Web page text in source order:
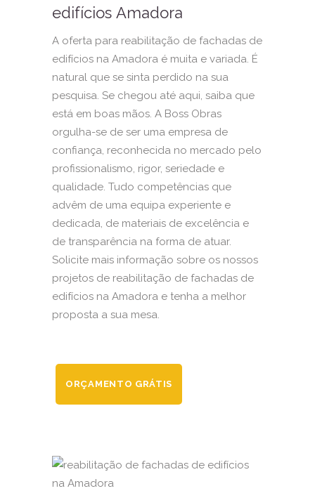
edifícios Amadora
A oferta para reabilitação de fachadas de
edifícios na Amadora é muita e variada. É
natural que se sinta perdido na sua
pesquisa. Se chegou até aqui, saiba que
está em boas mãos. A Boss Obras
orgulha-se de ser uma empresa de
confiança, reconhecida no mercado pelo
profissionalismo, rigor, seriedade e
qualidade. Tudo competências que
advêm de uma equipa experiente e
dedicada, de materiais de excelência e
de transparência na forma de atuar.
Solicite mais informação sobre os nossos
projetos de reabilitação de fachadas de
edifícios na Amadora e tenha a melhor
proposta a sua mesa.
ORÇAMENTO GRÁTIS